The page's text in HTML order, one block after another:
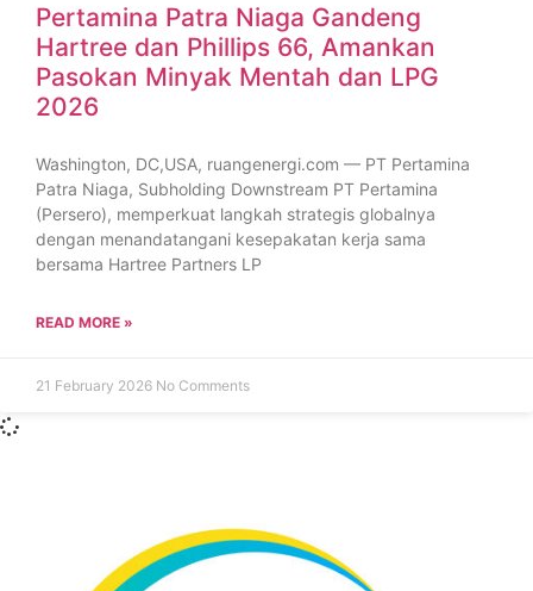
Pertamina Patra Niaga Gandeng
Hartree dan Phillips 66, Amankan
Pasokan Minyak Mentah dan LPG
2026
Washington, DC,USA, ruangenergi.com — PT Pertamina
Patra Niaga, Subholding Downstream PT Pertamina
(Persero), memperkuat langkah strategis globalnya
dengan menandatangani kesepakatan kerja sama
bersama Hartree Partners LP
READ MORE »
21 February 2026 No Comments